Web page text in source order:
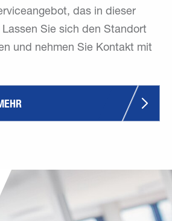
das in dieser
Sie sich den Standort
und nehmen Sie Kontakt mit